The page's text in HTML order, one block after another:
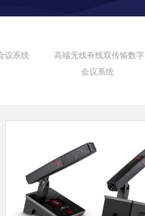
议系统
高端无线有线双传输数字
会议系统